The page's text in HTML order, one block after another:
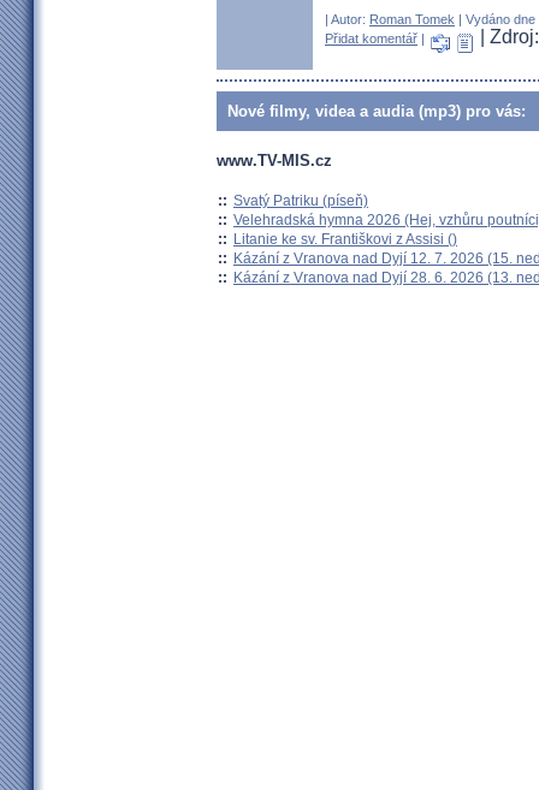
| Autor: Roman Tomek | Vydáno
Přidat komentář | |
Nové filmy, videa a audia (mp3) pro vás:
www.TV-MIS.cz
:: Svatý Patriku (píseň)
:: Velehradská hymna 2026 (Hej, vzhůru
:: Litanie ke sv. Františkovi z Assisi ()
:: Kázání z Vranova nad Dyjí 12. 7. 2026 (15.
:: Kázání z Vranova nad Dyjí 28. 6. 2026 (13.